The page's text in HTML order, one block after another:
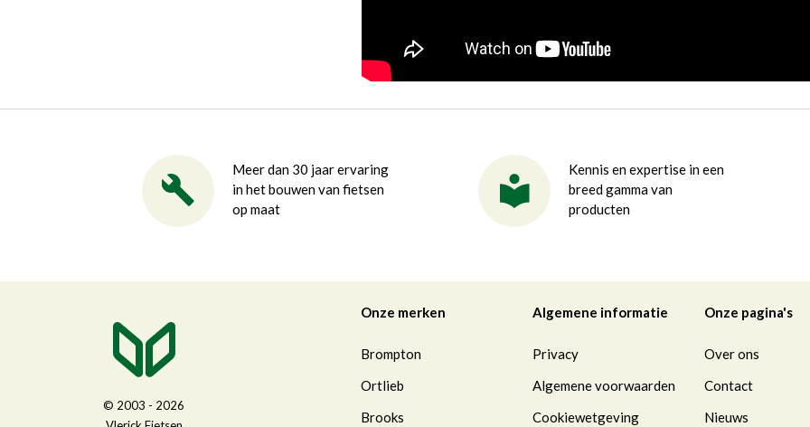
Meer dan 30 jaar ervaring
in het bouwen van fietsen
op maat
Kennis en expertise in een
breed gamma van
producten
© 2003 - 2026
Onze merken
Brompton
Ortlieb
Brooks
Algemene informatie
Privacy
Algemene voorwaarden
Cookiewetgeving
Onze pagina's
Over ons
Contact
Nieuws